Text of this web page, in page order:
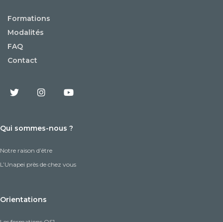
Formations
Modalités
FAQ
Contact
Qui sommes-nous ?
Notre raison d’être
L’Unapei près de chez vous
Orientations